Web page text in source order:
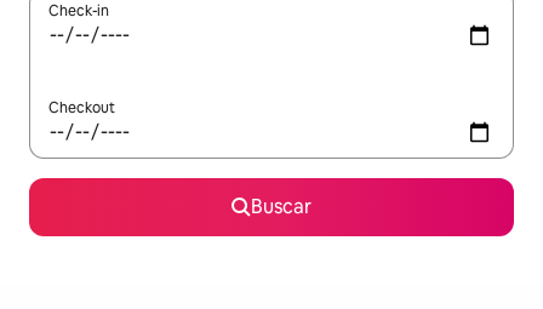
Check-in
Checkout
Buscar